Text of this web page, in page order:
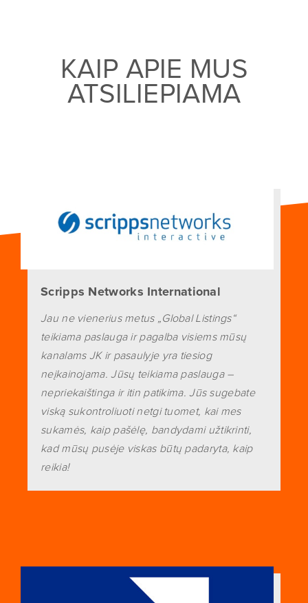
KAIP APIE MUS
ATSILIEPIAMA
Scripps Networks International
Jau ne vienerius metus „Global Listings“
teikiama paslauga ir pagalba visiems mūsų
kanalams JK ir pasaulyje yra tiesiog
neįkainojama. Jūsų teikiama paslauga –
nepriekaištinga ir itin patikima. Jūs sugebate
viską sukontroliuoti netgi tuomet, kai mes
sukamės, kaip pašėlę, bandydami užtikrinti,
kad mūsų pusėje viskas būtų padaryta, kaip
reikia!